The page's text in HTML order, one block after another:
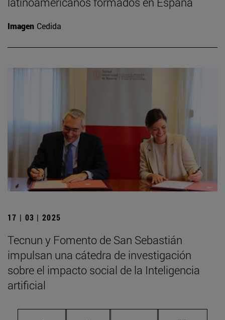
Imagen Cedida
17 | 03 | 2025
Tecnun y Fomento de San Sebastián
impulsan una cátedra de investigación
sobre el impacto social de la Inteligencia
artificial